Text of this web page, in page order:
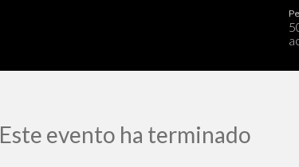
Este evento ha terminado